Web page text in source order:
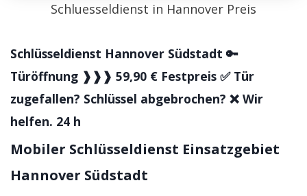
Schluesseldienst in Hannover Preis
Schlüsseldienst Hannover Südstadt 🔑
Türöffnung ❱❱❱ 59,90 € Festpreis ✅ Tür
zugefallen? Schlüssel abgebrochen? ❌ Wir
helfen. 24 h
Mobiler Schlüsseldienst Einsatzgebiet
Hannover Südstadt